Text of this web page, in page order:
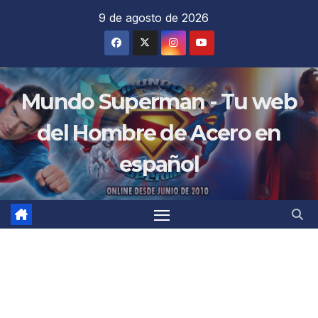
9 de agosto de 2026
Mundo Superman - Tu web
del Hombre de Acero en
español